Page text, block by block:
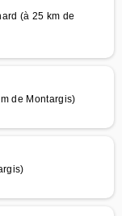
(à 25 km de
de Montargis)